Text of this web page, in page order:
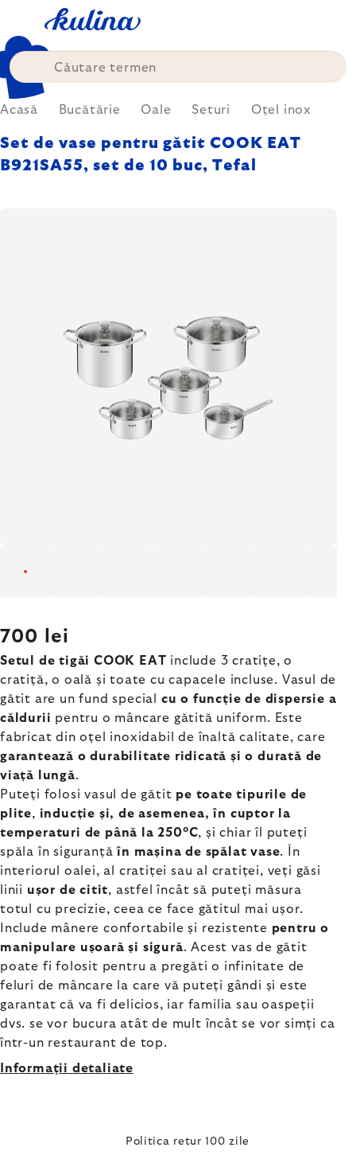
conținut
Acasă Bucătărie Oale Seturi Oțel inox
Set de vase pentru gătit COOK EAT
B921SA55, set de 10 buc, Tefal
700 lei
Setul de tigăi COOK EAT include 3 cratițe, o
cratiță, o oală și toate cu capacele incluse. Vasul de
gătit are un fund special
cu o funcție de dispersie a
căldurii pentru o mâncare gătită uniform. Este
fabricat din oțel inoxidabil de înaltă calitate, care
garantează o durabilitate ridicată și o durată de
viață lungă.
Puteți folosi vasul de gătit pe toate tipurile de
plite, inducție și, de asemenea, în cuptor la
temperaturi de până la 250°C, și chiar îl puteți
spăla în siguranță în mașina de spălat vase. În
interiorul oalei, al cratiței sau al cratiței, veți găsi
linii ușor de citit, astfel încât să puteți măsura
totul cu precizie, ceea ce face gătitul mai ușor.
Include mânere confortabile și rezistente pentru o
manipulare ușoară și sigură. Acest vas de gătit
poate fi folosit pentru a pregăti o infinitate de
feluri de mâncare la care vă puteți gândi și este
garantat că va fi delicios, iar familia sau oaspeții
dvs. se vor bucura atât de mult încât se vor simți ca
într-un restaurant de top.
Informaţii detaliate
Politica retur 100 zile